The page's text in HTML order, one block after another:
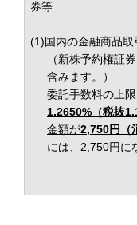
券等
(1)国内の金融商品
（新株予約権証
含みます。）
委託手数料の上
1.2650%（税抜
金額が2,750円（
には、2,750円に